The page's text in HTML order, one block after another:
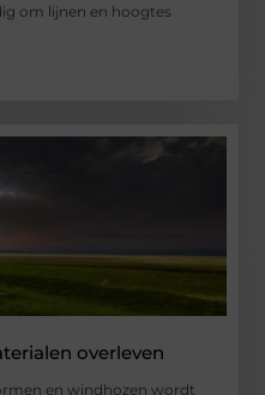
om lijnen en hoogtes
overleven
en windhozen wordt